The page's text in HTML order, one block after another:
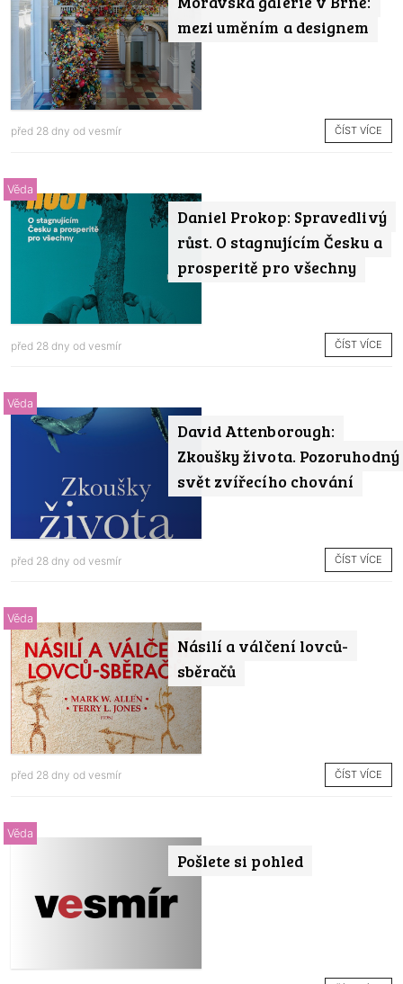
mezi uměním a designem
před 28 dny od vesmír ČÍST VÍCE
Daniel Prokop: Spravedlivý
růst. O stagnujícím Česku a
prosperitě pro všechny
Věda
před 28 dny od vesmír ČÍST VÍCE
David Attenborough:
Zkoušky života. Pozoruhodný
svět zvířecího chování
Věda
před 28 dny od vesmír ČÍST VÍCE
Násilí a válčení lovců-
sběračů
Věda
před 28 dny od vesmír ČÍST VÍCE
Pošlete si pohled
Věda